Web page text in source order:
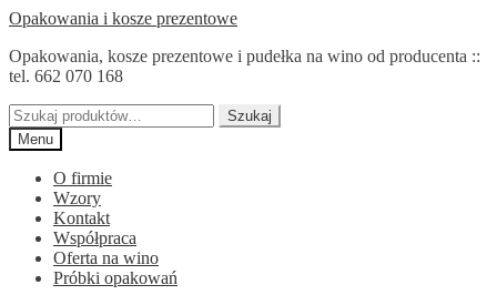
Przejdź
nawigacji
Przejdź
treści
Opakowania i kosze prezentowe
Opakowania, kosze prezentowe i pudełka na wino od producenta ::
tel. 662 070 168
Szukaj:
Szukaj
Menu
O firmie
Wzory
Kontakt
Współpraca
Oferta na wino
Próbki opakowań